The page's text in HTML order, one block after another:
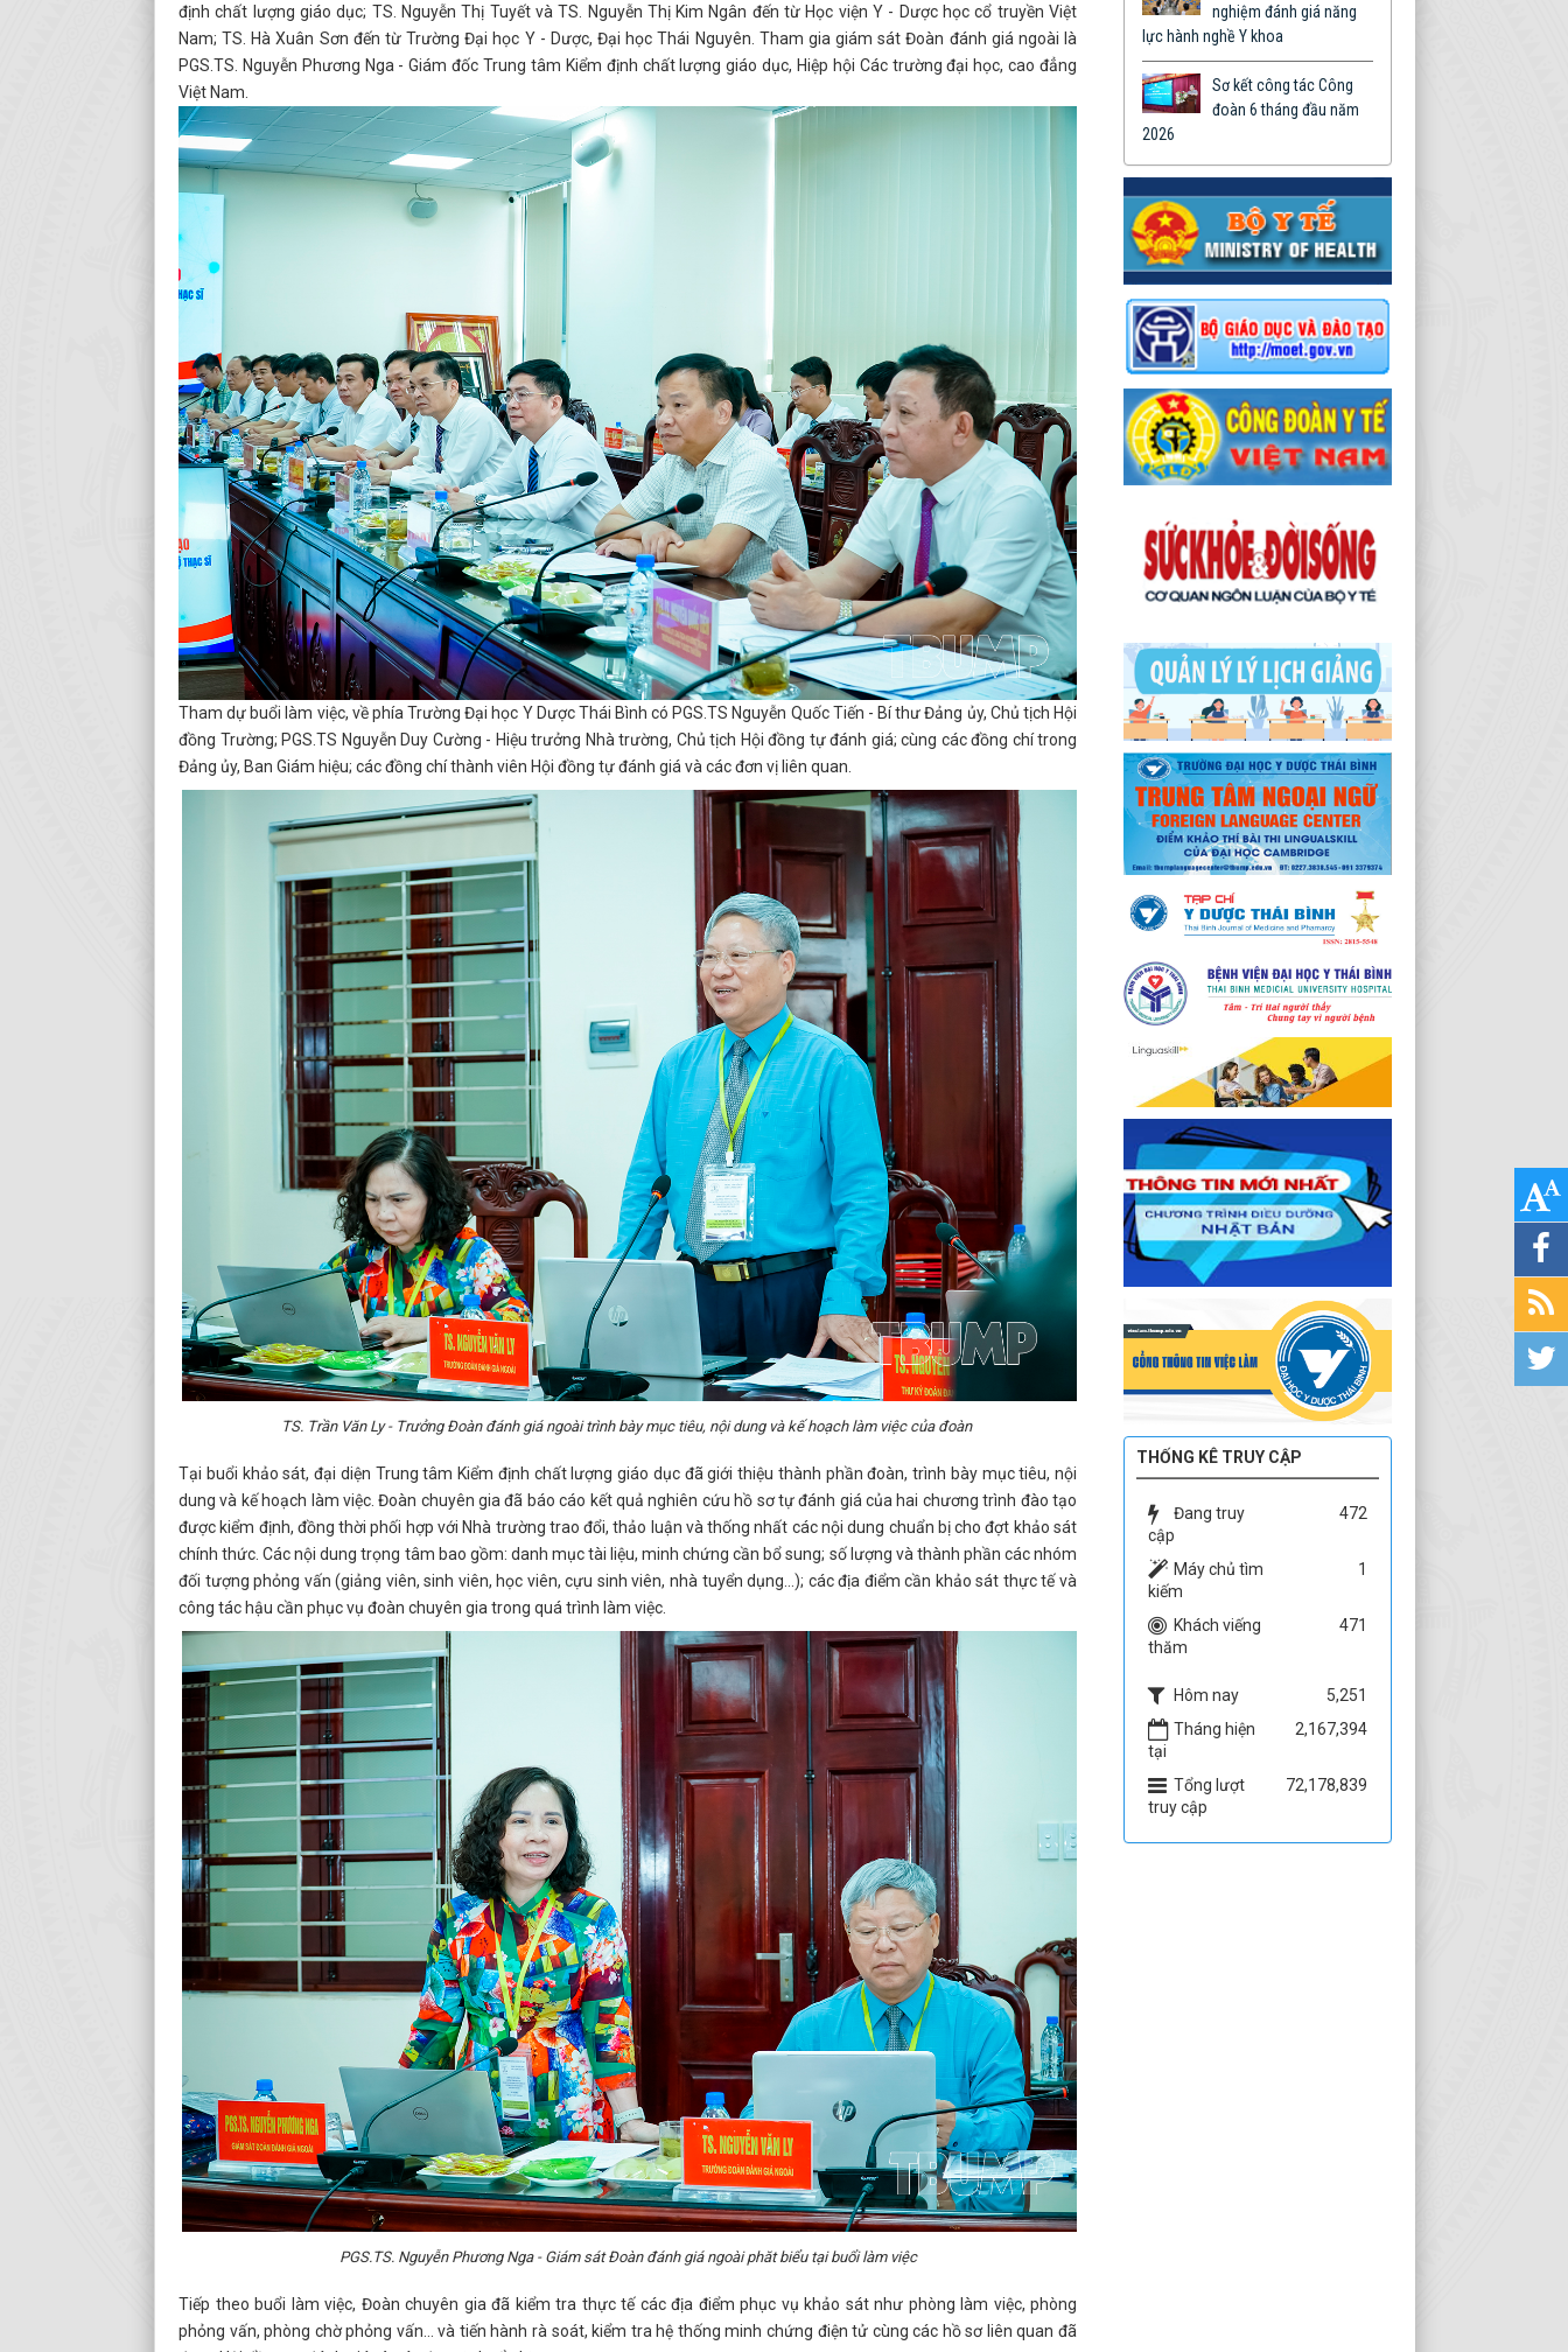
định chất lượng giáo dục; TS. Nguyễn Thị Tuyết và TS. Nguyễn Thị Kim Ngân đến từ Học viện Y - Dược học cổ truyền Việt
Nam; TS. Hà Xuân Sơn đến từ Trường Đại học Y - Dược, Đại học Thái Nguyên. Tham gia giám sát Đoàn đánh giá ngoài là
PGS.TS. Nguyễn Phương Nga - Giám đốc Trung tâm Kiểm định chất lượng giáo dục, Hiệp hội Các trường đại học, cao đẳng
Việt Nam.
Tham dự buổi làm việc, về phía Trường Đại học Y Dược Thái Bình có PGS.TS Nguyễn Quốc Tiến - Bí thư Đảng ủy, Chủ tịch Hội
đồng Trường; PGS.TS Nguyễn Duy Cường - Hiệu trưởng Nhà trường, Chủ tịch Hội đồng tự đánh giá; cùng các đồng chí trong
Đảng ủy, Ban Giám hiệu; các đồng chí thành viên Hội đồng tự đánh giá và các đơn vị liên quan.
TS. Trần Văn Ly - Trưởng Đoàn đánh giá ngoài trình bày mục tiêu, nội dung và kế hoạch làm việc của đoàn
Tại buổi khảo sát, đại diện Trung tâm Kiểm định chất lượng giáo dục đã giới thiệu thành phần đoàn, trình bày mục tiêu, nội
dung và kế hoạch làm việc. Đoàn chuyên gia đã báo cáo kết quả nghiên cứu hồ sơ tự đánh giá của hai chương trình đào tạo
được kiểm định, đồng thời phối hợp với Nhà trường trao đổi, thảo luận và thống nhất các nội dung chuẩn bị cho đợt khảo sát
chính thức. Các nội dung trọng tâm bao gồm: danh mục tài liệu, minh chứng cần bổ sung; số lượng và thành phần các nhóm
đối tượng phỏng vấn (giảng viên, sinh viên, học viên, cựu sinh viên, nhà tuyển dụng…); các địa điểm cần khảo sát thực tế và
công tác hậu cần phục vụ đoàn chuyên gia trong quá trình làm việc.
PGS.TS. Nguyễn Phương Nga - Giám sát Đoàn đánh giá ngoài phăt biểu tại buổi làm việc
Tiếp theo buổi làm việc, Đoàn chuyên gia đã kiểm tra thực tế các địa điểm phục vụ khảo sát như phòng làm việc, phòng
phỏng vấn, phòng chờ phỏng vấn… và tiến hành rà soát, kiểm tra hệ thống minh chứng điện tử cùng các hồ sơ liên quan đã
nghiệm đánh giá năng
lực hành nghề Y khoa
Sơ kết công tác Công
đoàn 6 tháng đầu năm
2026
THỐNG KÊ TRUY CẬP
Đang truy
cập
472
Máy chủ tìm
kiếm
1
Khách viếng
thăm
471
Hôm nay
5,251
Tháng hiện
tại
2,167,394
Tổng lượt
truy cập
72,178,839